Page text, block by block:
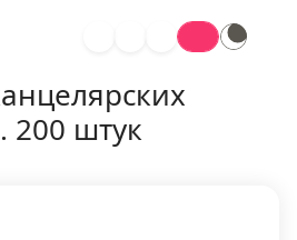
200 штук